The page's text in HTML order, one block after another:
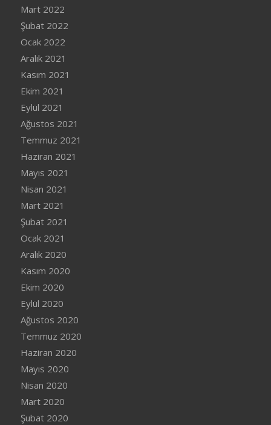
Mart 2022
Şubat 2022
Ocak 2022
Aralık 2021
Kasım 2021
Ekim 2021
Eylül 2021
Ağustos 2021
Temmuz 2021
Haziran 2021
Mayıs 2021
Nisan 2021
Mart 2021
Şubat 2021
Ocak 2021
Aralık 2020
Kasım 2020
Ekim 2020
Eylül 2020
Ağustos 2020
Temmuz 2020
Haziran 2020
Mayıs 2020
Nisan 2020
Mart 2020
Şubat 2020